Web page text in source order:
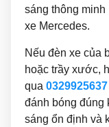
sáng thông minh
xe Mercedes.
Nếu đèn xe của
hoặc trầy xước,
qua 0329925637
đánh bóng đúng
sáng ổn định và